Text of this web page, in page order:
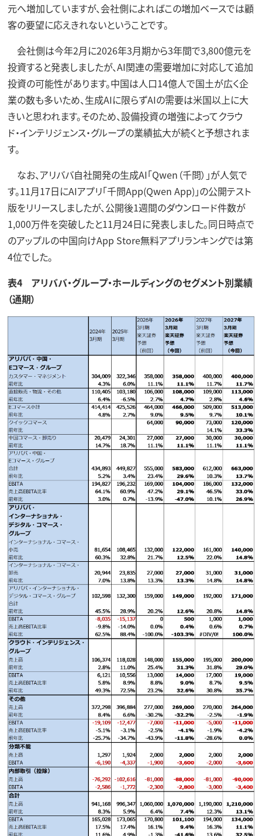
元へ増加していますが、会社側によればこの増加ベースでは顧
客の要望に応えきれないということです。
会社側は今年2月に2026年3月期から3年間で3,800億元を
投資すると発表しましたが、AI関連の需要増加に対応して追加
投資の可能性があります。中国は人口14億人で国土が広く企
業の数も多いため、生成AIに限らずAIの需要は米国以上に大
きいと思われます。そのため、設備投資の増強によってクラウ
ド・インテリジェンス・グループの業績拡大が続くと予想されま
す。
なお、アリババ自社開発の生成AI「Qwen（千問）」が人気で
す。11月17日にAIアプリ「千問App(Qwen App)」の公開テスト
版をリリースしましたが、公開後1週間のダウンロード件数が
1,000万件を突破したと11月24日に発表しました。同日時点で
のアップルの中国向けApp Store無料アプリランキングでは第
4位でした。
表4 アリババ・グループ・ホールディングのセグメント別業績
（通期）